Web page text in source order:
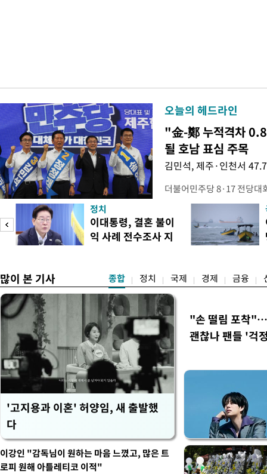
오늘의 헤드라인
"金-鄭 누적격차
될 호남 표심 주목
김민석, 제주·인천서
더불어민주당 8·17 전당대
보가 8일 제주·인천 지역
다. 앞서 정청래 후보 우세
·울산·경남 경선에서 1승
제주·인천 경선에서 이기
정치
이대통령, 결혼 불이
익 사례 전수조사 지
많이 본 기사 종합 정치 국제 경제 금융
'고지용과 이혼' 허양임, 새 출발했
다
"손 떨림 포착
괜찮나 팬들 '걱
이강인 "감독님이 원하는 마음 느꼈고, 많은 트
로피 원해 아틀레티코 이적"